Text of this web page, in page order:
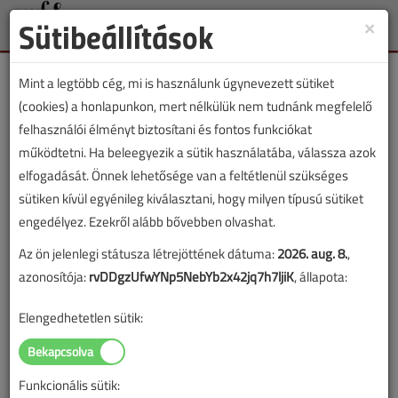
Toggle
Nagy Gábor
SZERZŐK LISTÁJA
2298 ||
×
Sütibeállítások
Mint a legtöbb cég, mi is használunk úgynevezett sütiket
(cookies) a honlapunkon, mert nélkülük nem tudnánk megfelelő
felhasználói élményt biztosítani és fontos funkciókat
működtetni. Ha beleegyezik a sütik használatába, válassza azok
elfogadását. Önnek lehetősége van a feltétlenül szükséges
sütiken kívül egyénileg kiválasztani, hogy milyen típusú sütiket
engedélyez. Ezekről alább bővebben olvashat.
Az ön jelenlegi státusza létrejöttének dátuma:2026. aug. 8.,
azonosítója:rvDDgzUfwYNp5NebYb2x42jq7h7ljiK, állapota:
Elengedhetetlen sütik:
Funkcionális sütik: